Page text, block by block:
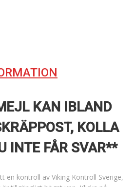
KAN IBLAND
KOLLA
INTE FÅR SVAR**
en kontroll av Viking Kontroll Sverige,